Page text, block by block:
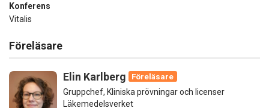
Konferens
Vitalis
Föreläsare
Elin Karlberg
Föreläsare
Gruppchef, Kliniska prövningar och licenser
Läkemedelsverket